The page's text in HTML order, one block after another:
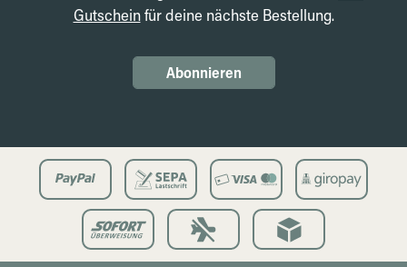
Gutscheinfür deine nächste Bestellung.
Abonnieren